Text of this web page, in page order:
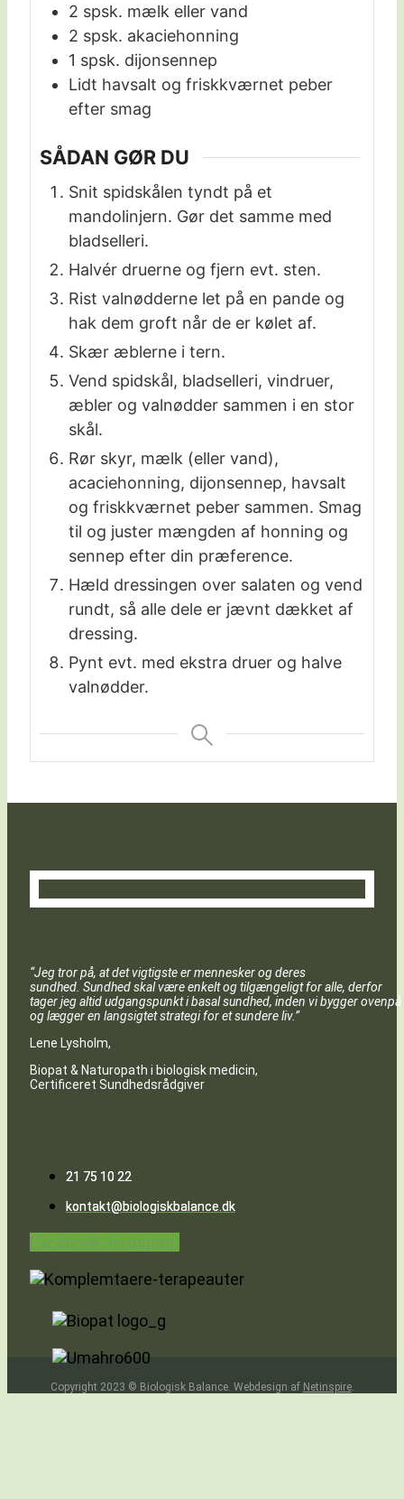
2 spsk. mælk eller vand
2 spsk. akaciehonning
1 spsk. dijonsennep
Lidt havsalt og friskkværnet peber
efter smag
SÅDAN GØR DU
Snit spidskålen tyndt på et
mandolinjern. Gør det samme med
bladselleri.
Halvér druerne og fjern evt. sten.
Rist valnødderne let på en pande og
hak dem groft når de er kølet af.
Skær æblerne i tern.
Vend spidskål, bladselleri, vindruer,
æbler og valnødder sammen i en stor
skål.
Rør skyr, mælk (eller vand),
acaciehonning, dijonsennep, havsalt
og friskkværnet peber sammen. Smag
til og juster mængden af honning og
sennep efter din præference.
Hæld dressingen over salaten og vend
rundt, så alle dele er jævnt dækket af
dressing.
Pynt evt. med ekstra druer og halve
valnødder.
“Jeg tror på, at det vigtigste er mennesker og deres
sundhed. Sundhed skal være enkelt og tilgængeligt for alle, derfor
tager jeg altid udgangspunkt i basal sundhed, inden vi bygger ovenpå
og lægger en langsigtet strategi for et sundere liv.”
Lene Lysholm,
Biopat & Naturopath i biologisk medicin,
Certificeret Sundhedsrådgiver
21 75 10 22
kontakt@biologiskbalance.dk
Copyright 2023 © Biologisk Balance. Webdesign af Netinspire.